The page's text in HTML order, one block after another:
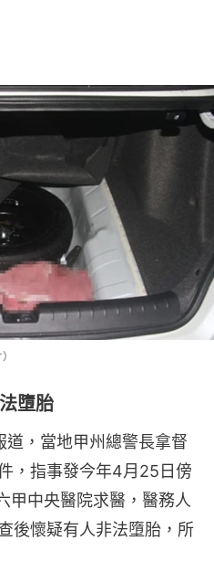
墮胎
，當地甲州總警長拿督
，指事發今年4月25日傍
甲中央醫院求醫，醫務人
後懷疑有人非法墮胎，所